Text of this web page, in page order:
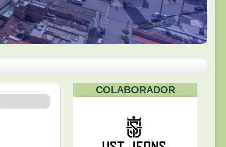
COLABORADOR